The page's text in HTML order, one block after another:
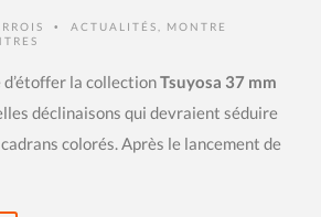
• ACTUALITÉS
MONTRE
la collectionTsuyosa 37 mm
déclinaisons qui devraient séduire
colorés. Après le lancement de